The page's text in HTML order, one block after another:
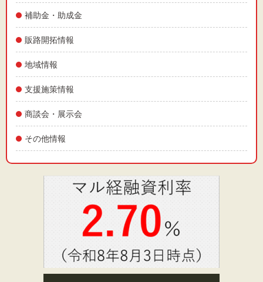
補助金・助成金
販路開拓情報
地域情報
支援施策情報
商談会・展示会
その他情報